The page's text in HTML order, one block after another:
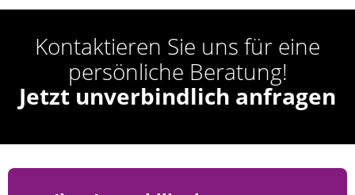
Kontaktieren Sie uns für eine
persönliche Beratung!
Jetzt unverbindlich anfragen